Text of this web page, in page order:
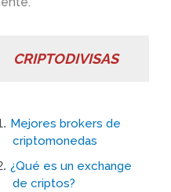
CRIPTODIVISAS
Mejores brokers de
criptomonedas
¿Qué es un exchange
de criptos?